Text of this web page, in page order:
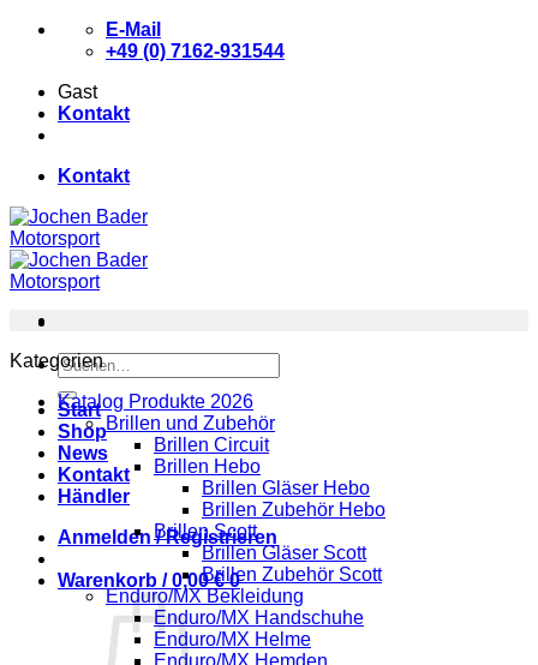
Zum
E-Mail
+49 (0) 7162-931544
Gast
Kontakt
Kontakt
Suchen
nach:
Start
Shop
News
Kontakt
Händler
Anmelden / Registrieren
Warenkorb /0,00€ 0
Kategorien
Katalog Produkte 2026
Brillen und Zubehör
Brillen Circuit
Brillen Hebo
Brillen Gläser Hebo
Brillen Zubehör Hebo
Brillen Scott
Brillen Gläser Scott
Brillen Zubehör Scott
Enduro/MX Bekleidung
Enduro/MX Handschuhe
Enduro/MX Helme
Enduro/MX Hemden